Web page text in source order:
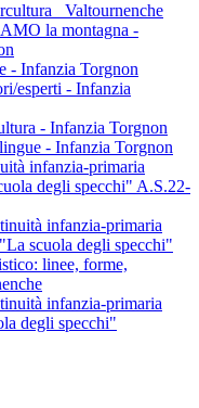
Valtournenche
la montagna -
- Infanzia Torgnon
esperti - Infanzia
- Infanzia Torgnon
- Infanzia Torgnon
infanzia-primaria
degli specchi" A.S.22-
infanzia-primaria
scuola degli specchi"
linee, forme,
infanzia-primaria
degli specchi"